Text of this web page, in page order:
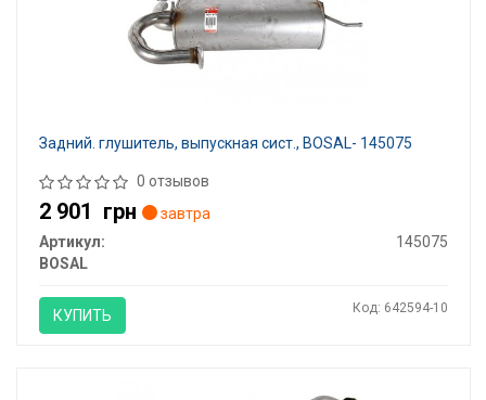
Задний. глушитель, выпускная сист., BOSAL- 145075
0 отзывов
2 901 грн
завтра
Артикул:
145075
BOSAL
КУПИТЬ Код: 642594-10